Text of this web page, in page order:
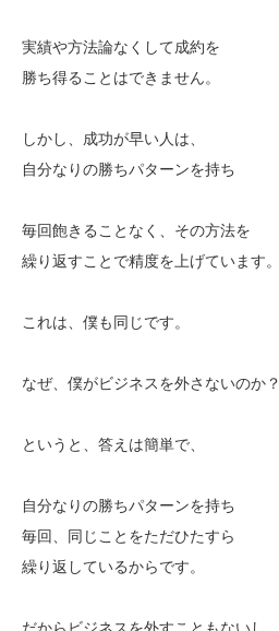
実績や方法論なくして成約を
勝ち得ることはできません。
しかし、成功が早い人は、
自分なりの勝ちパターンを持ち
毎回飽きることなく、その方法を
繰り返すことで精度を上げています。
これは、僕も同じです。
なぜ、僕がビジネスを外さないのか？
というと、答えは簡単で、
自分なりの勝ちパターンを持ち
毎回、同じことをただひたすら
繰り返しているからです。